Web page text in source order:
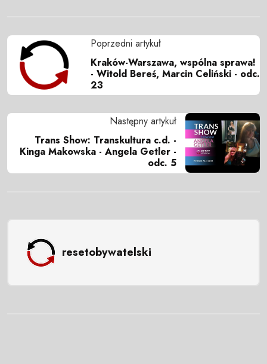
Poprzedni artykuł
Kraków-Warszawa, wspólna sprawa!
- Witold Bereś, Marcin Celiński - odc.
23
Następny artykuł
Trans Show: Transkultura c.d. -
Kinga Makowska - Angela Getler -
odc. 5
resetobywatelski